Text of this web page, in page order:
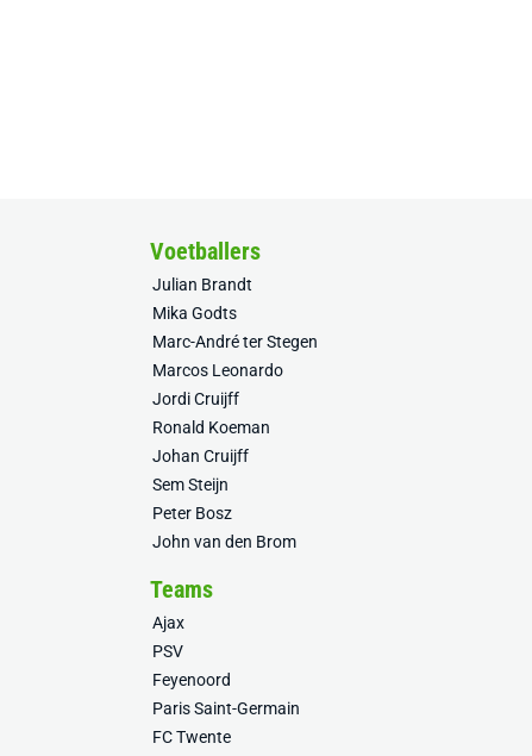
Voetballers
Julian Brandt
Mika Godts
Marc-André ter Stegen
Marcos Leonardo
Jordi Cruijff
Ronald Koeman
Johan Cruijff
Sem Steijn
Peter Bosz
John van den Brom
Teams
Ajax
PSV
Feyenoord
Paris Saint-Germain
FC Twente